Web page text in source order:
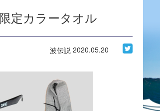
定カラータオル
波伝説 2020.05.20